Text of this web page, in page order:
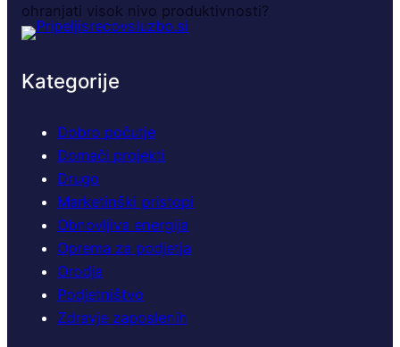
ohranjati visok nivo produktivnosti?
Kategorije
Dobro počutje
Domači projekti
Drugo
Marketinški pristopi
Obnovljiva energija
Oprema za podjetja
Orodja
Podjetništvo
Zdravje zaposlenih